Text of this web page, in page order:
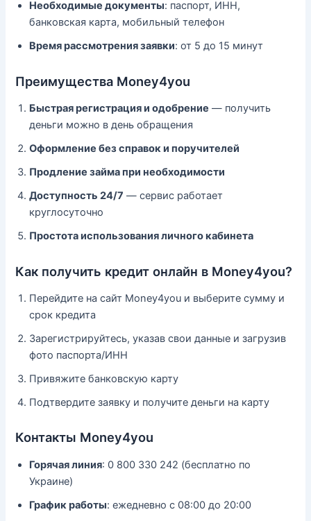
Необходимые документы: паспорт, ИНН,
банковская карта, мобильный телефон
Время рассмотрения заявки: от 5 до 15 минут
Преимущества Money4you
Быстрая регистрация и одобрение — получить
деньги можно в день обращения
Оформление без справок и поручителей
Продление займа при необходимости
Доступность 24/7 — сервис работает
круглосуточно
Простота использования личного кабинета
Как получить кредит онлайн в Money4you?
Перейдите на сайт Money4you и выберите сумму и
срок кредита
Зарегистрируйтесь, указав свои данные и загрузив
фото паспорта/ИНН
Привяжите банковскую карту
Подтвердите заявку и получите деньги на карту
Контакты Money4you
Горячая линия: 0 800 330 242 (бесплатно по
Украине)
График работы: ежедневно с 08:00 до 20:00